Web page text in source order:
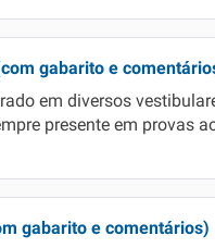
gabarito e
em diversos
presente em provas
gabarito e comentários)